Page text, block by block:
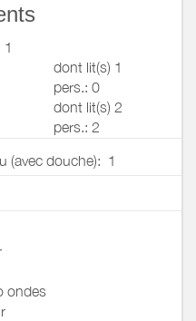
1
dont lit(s) 1
pers.: 0
dont lit(s) 2
pers.: 2
(avec douche): 1
ondes